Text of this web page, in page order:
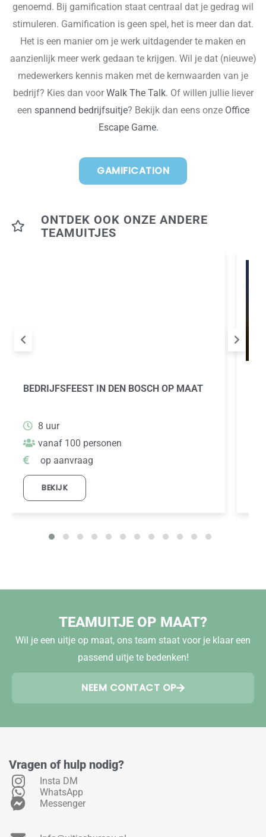
genoemd. Bij gamification staat centraal dat je gedrag wil
stimuleren. Gamification is geen spel, het is meer dan dat.
Het is een manier om je werk uitdagender te maken en
aanzienlijk meer werk gedaan te krijgen. Wil je dat (nieuwe)
medewerkers kennis maken met de kernwaarden van je
bedrijf? Kies dan voor Walk The Talk. Of willen jullie liever
een spannend bedrijfsuitje? Bekijk dan eens onze Office
Escape Game.
GAMIFICATION
ONTDEK OOK ONZE ANDERE
TEAMUITJES
BEDRIJFSFEEST IN DEN BOSCH OP MAAT
8 uur
vanaf 100 personen
op aanvraag
BEKIJK
TEAMUITJE OP MAAT?
Wil je een uitje op maat, ons team staat voor je klaar een
passend uitje te bedenken!
NEEM CONTACT OP
Vragen of hulp nodig?
Insta DM
WhatsApp
Messenger